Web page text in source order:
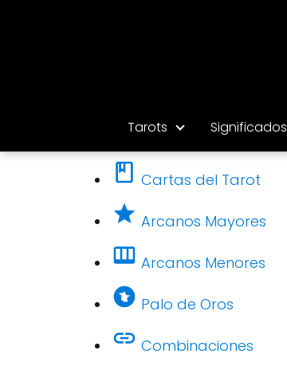
Tarots Significados
Cartas del Tarot
Arcanos Mayores
Arcanos Menores
Palo de Oros
Combinaciones